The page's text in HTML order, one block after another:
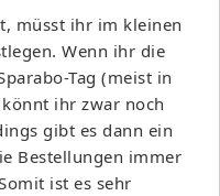
müsst ihr im kleinen
Wenn ihr die
Tag (meist in
ihr zwar noch
gibt es dann ein
Bestellungen immer
ist es sehr